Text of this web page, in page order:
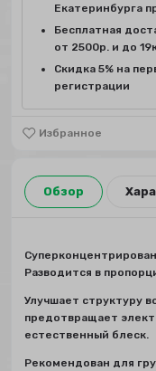
Избранное
Екатеринбурга
Бесплатная
от 2500р. и до
Скидка 5% на
регистрации
Обзор
Разводится в
Улучшает структуру
предотвращает
естественный блеск.
Рекомендован для